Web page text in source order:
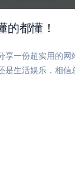
都懂！
一份超实用的网
是生活娱乐，相信